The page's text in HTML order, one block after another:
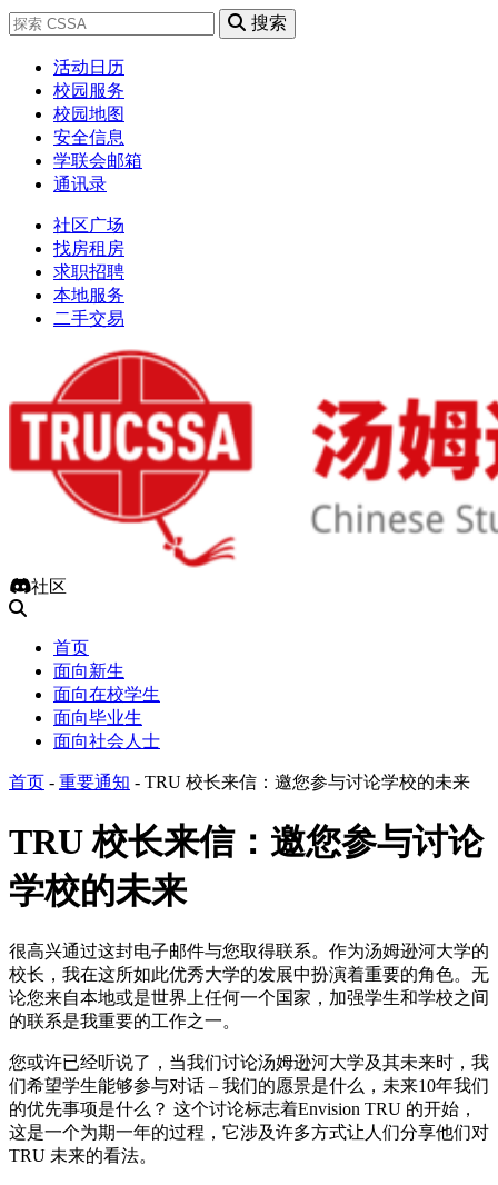
搜索
活动日历
校园服务
校园地图
安全信息
学联会邮箱
通讯录
社区广场
找房租房
求职招聘
本地服务
二手交易
社区
首页
面向新生
面向在校学生
面向毕业生
面向社会人士
首页 - 重要通知 - TRU 校长来信：邀您参与讨论学校的未来
TRU 校长来信：邀您参与讨论
学校的未来
很高兴通过这封电子邮件与您取得联系。作为汤姆逊河大学的
校长，我在这所如此优秀大学的发展中扮演着重要的角色。无
论您来自本地或是世界上任何一个国家，加强学生和学校之间
的联系是我重要的工作之一。
您或许已经听说了，当我们讨论汤姆逊河大学及其未来时，我
们希望学生能够参与对话 – 我们的愿景是什么，未来10年我们
的优先事项是什么？ 这个讨论标志着Envision TRU 的开始，
这是一个为期一年的过程，它涉及许多方式让人们分享他们对
TRU 未来的看法。